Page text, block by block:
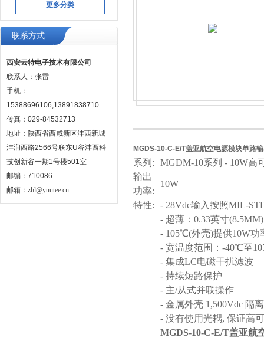
更多分类
联系方式
西安云特电子技术有限公司
联系人：张雷
手机：
15388696106,13891838710
传真：029-84532713
地址：陕西省西咸新区沣西新城
沣润西路2566号联东U谷沣西科
技创新谷一期1号楼501室
邮编：710086
邮箱： zhl@yuutee.cn
MGDS-10-C-E/T盖亚航空电源模块单路
系列: MGDM-10系列 - 10W高
输出
功率:
10W
特性: - 28Vdc输入按照MIL-
- 超薄：0.33英寸(8.5MM)
- 105℃(外壳)提供10W功
- 宽温度范围：-40℃至
- 集成LC电磁干扰滤波
- 持续短路保护
- 主/从式并联操作
- 金属外壳 1,500Vdc 隔离
- 没有使用光耦, 保证高
MGDS-10-C-E/T盖亚航